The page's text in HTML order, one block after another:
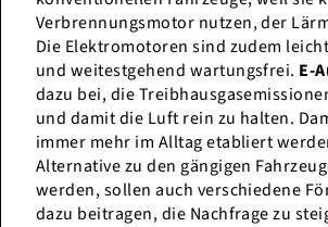
Verbrennungsmotor nutzen, der
Die Elektromotoren sind zudem
und weitestgehend wartungsfrei. E-
dazu bei, die
und damit die Luft rein zu halten.
immer mehr im Alltag etabliert
Alternative zu den gängigen
werden, sollen auch verschiedene
dazu beitragen, die Nachfrage zu